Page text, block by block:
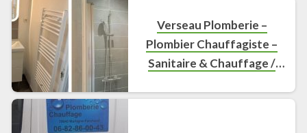
Verseau Plomberie –
Plombier Chauffagiste –
Sanitaire & Chauffage /
Rénovation de Salle de bain